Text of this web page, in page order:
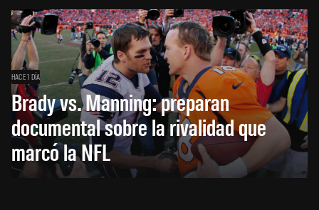
HACE 1 DÍA
Brady vs. Manning: preparan
documental sobre la rivalidad que
marcó la NFL